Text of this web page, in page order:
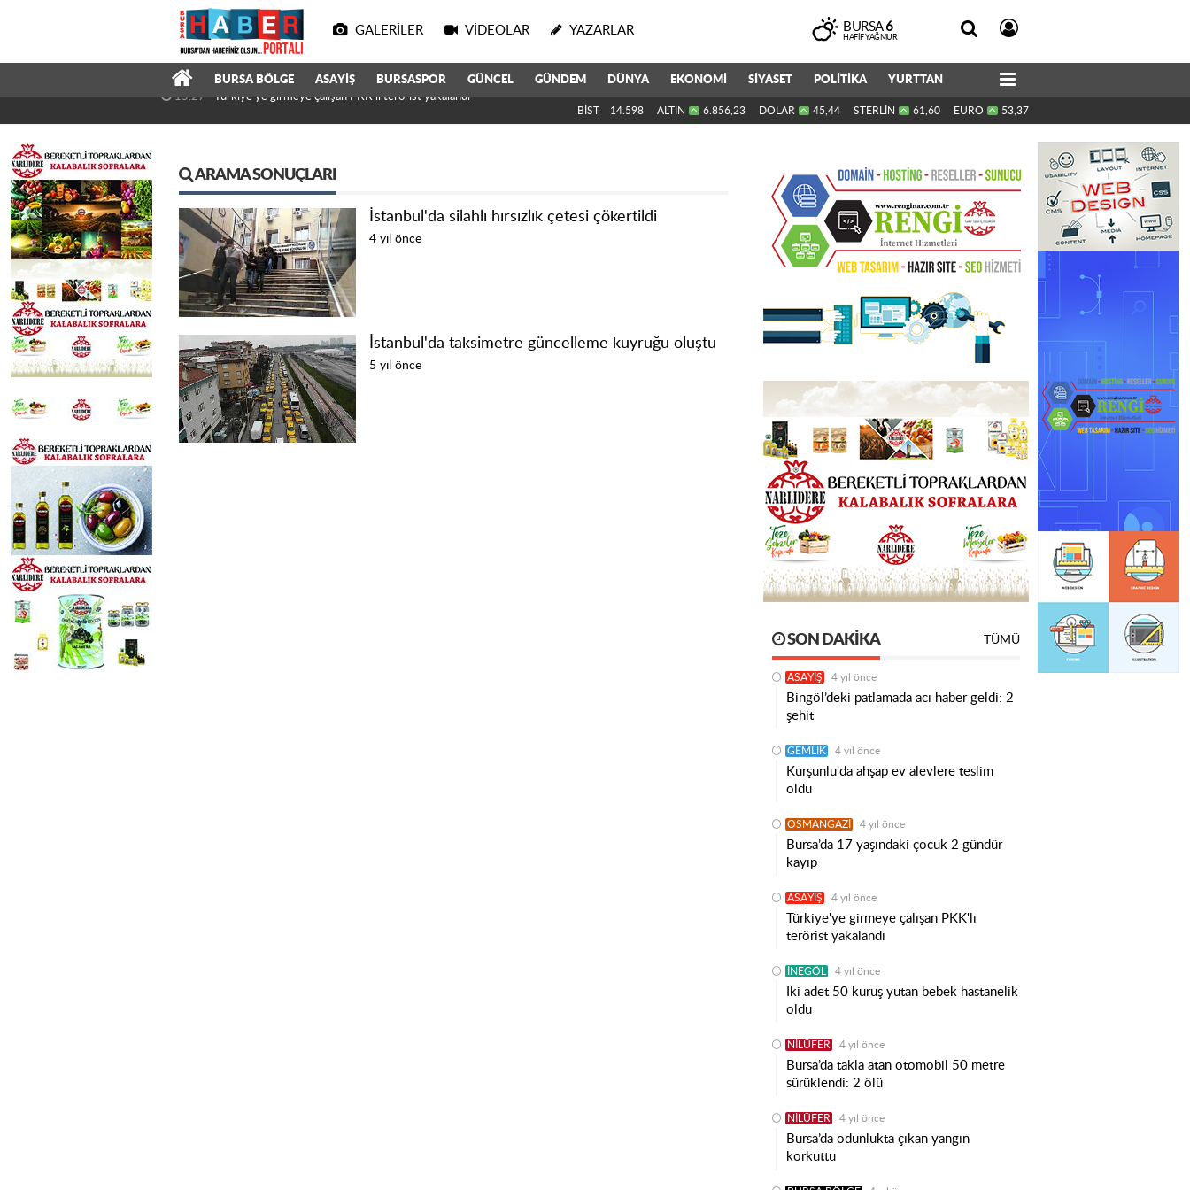
GALERILER VIDEOLAR YAZARLAR BURSA6
HAFIF YAĞMUR
BURSA BÖLGE ASAYİŞ BURSASPOR GÜNCEL GÜNDEM DÜNYA EKONOMİ SİYASET POLİTİKA YURTTAN
BİST 14.598 ALTIN 6.856,23 DOLAR 45,44 STERLİN 61,60 EURO 53,37
ARAMA SONUÇLARI
İstanbul'da silahlı hırsızlık çetesi çökertildi
4 yıl önce
İstanbul'da taksimetre güncelleme kuyruğu oluştu
5 yıl önce
SON DAKIKA TÜMÜ
ASAYİŞ 4 yıl önce
Bingöl’deki patlamada acı haber geldi: 2
şehit
GEMLİK 4 yıl önce
Kurşunlu'da ahşap ev alevlere teslim
oldu
OSMANGAZİ 4 yıl önce
Bursa’da 17 yaşındaki çocuk 2 gündür
kayıp
ASAYİŞ 4 yıl önce
Türkiye'ye girmeye çalışan PKK'lı
terörist yakalandı
İNEGÖL 4 yıl önce
İki adet 50 kuruş yutan bebek hastanelik
oldu
NİLÜFER 4 yıl önce
Bursa’da takla atan otomobil 50 metre
sürüklendi: 2 ölü
NİLÜFER 4 yıl önce
Bursa’da odunlukta çıkan yangın
korkuttu